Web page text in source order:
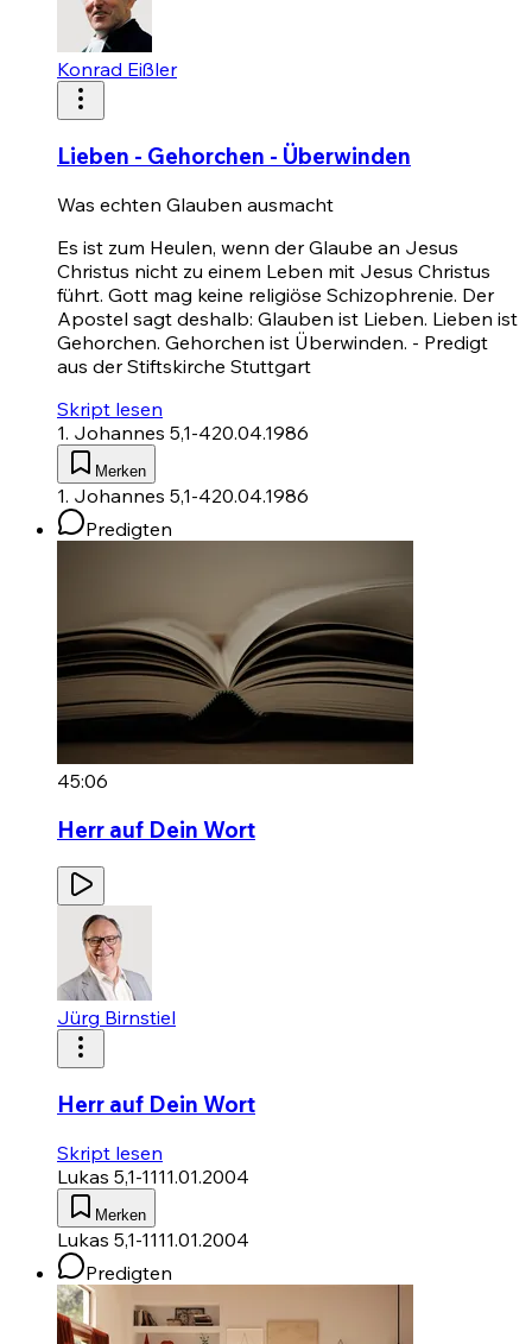
Konrad Eißler
Lieben - Gehorchen - Überwinden
Was echten Glauben ausmacht
Es ist zum Heulen, wenn der Glaube an Jesus
Christus nicht zu einem Leben mit Jesus Christus
führt. Gott mag keine religiöse Schizophrenie. Der
Apostel sagt deshalb: Glauben ist Lieben. Lieben ist
Gehorchen. Gehorchen ist Überwinden. - Predigt
aus der Stiftskirche Stuttgart
Skript lesen
1. Johannes 5,1-420.04.1986
Merken
1. Johannes 5,1-420.04.1986
Predigten
45:06
Herr auf Dein Wort
Jürg Birnstiel
Herr auf Dein Wort
Skript lesen
Lukas 5,1-1111.01.2004
Merken
Lukas 5,1-1111.01.2004
Predigten